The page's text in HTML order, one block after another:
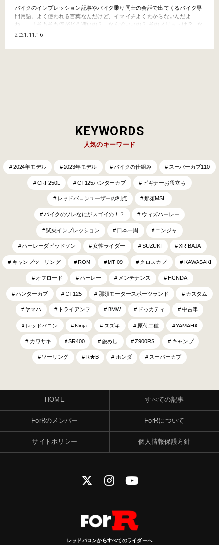
バイクのインプレッション記事やバイク乗り同士の会話で出てくるバイク専
門用語。よく使われる言葉なんだけど、イマイチよくわからないんだよ
ね…。「そもそも何がどう凄いの？ なんでいいの？ そのメリットは!?」な
んて今更聞けないし…。そんなキーワードをわかりやすく解説していくこの
プ。 そもそも『水冷エンジン』とは？ バイクのエンジン…
2021.11.16
KEYWORDS
人気のキーワード
2024年モデル 2023年モデル バイクの仕組み スーパーカブ110
CRF250L CT125ハンターカブ ビギナーお役立ち
レッドバロンユーザーの利点 那須MSL
バイクのソレなにがスゴイの！？ ウィズハーレー
試乗インプレッション 日本一周 ニンジャ
ハーレーダビッドソン 女性ライダー SUZUKI XR BAJA
キャンプツーリング ROM MT-09 クロスカブ KAWASAKI
オフロード ハーレー メンテナンス HONDA
ハンターカブ CT125 那須モータースポーツランド カスタム
ヤマハ トライアンフ BMW ドゥカティ 中古車
レッドバロン Ninja スズキ 原付二種 YAMAHA
カワサキ SR400 旅めし Z900RS キャンプ
ツーリング R★B ホンダ スーパーカブ
HOME すべての記事
ForRのメンバー ForRについて
サイトポリシー 個人情報保護方針
レッドバロンからすべてのライダーへ